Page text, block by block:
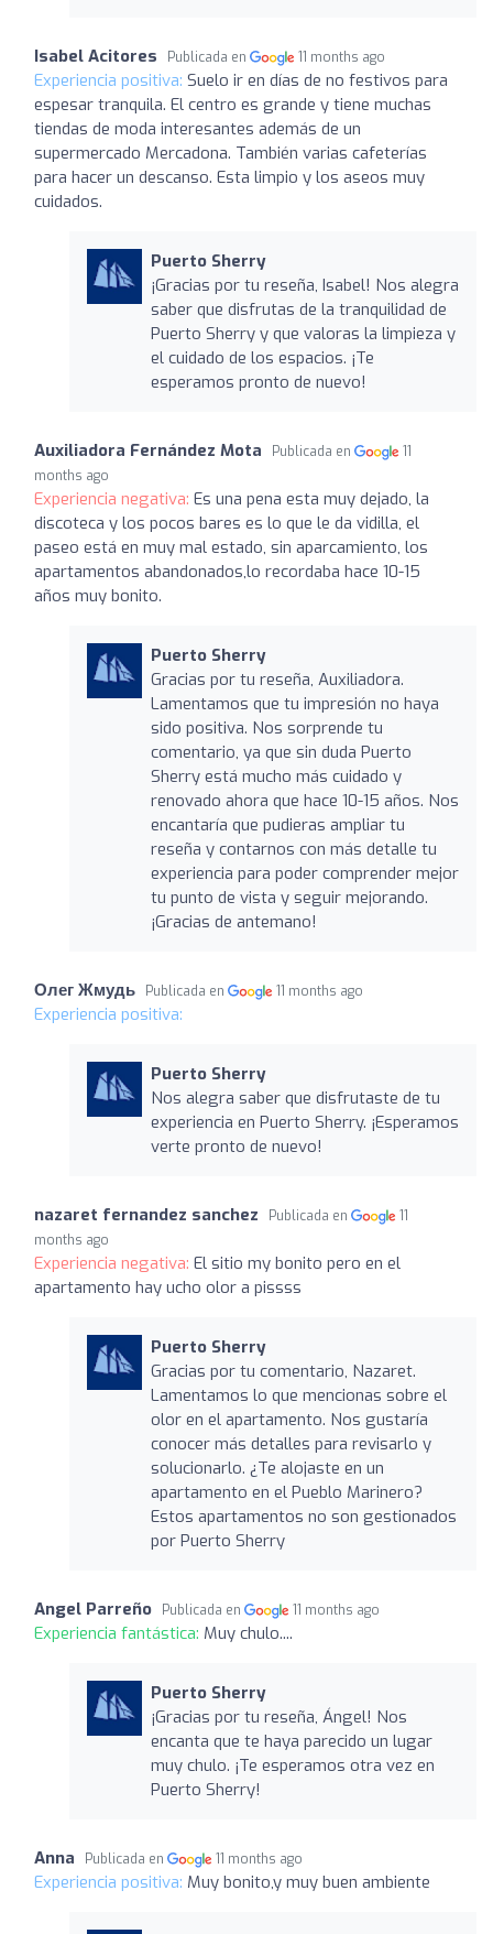
Isabel Acitores Publicada en 11 months ago
Experiencia positiva: Suelo ir en días de no festivos para
espesar tranquila. El centro es grande y tiene muchas
tiendas de moda interesantes además de un
supermercado Mercadona. También varias cafeterías
para hacer un descanso. Esta limpio y los aseos muy
cuidados.
Puerto Sherry
¡Gracias por tu reseña, Isabel! Nos alegra
saber que disfrutas de la tranquilidad de
Puerto Sherry y que valoras la limpieza y
el cuidado de los espacios. ¡Te
esperamos pronto de nuevo!
Auxiliadora Fernández Mota Publicada en
11
months ago
Experiencia negativa: Es una pena esta muy dejado, la
discoteca y los pocos bares es lo que le da vidilla, el
paseo está en muy mal estado, sin aparcamiento, los
apartamentos abandonados,lo recordaba hace 10-15
años muy bonito.
Puerto Sherry
Gracias por tu reseña, Auxiliadora.
Lamentamos que tu impresión no haya
sido positiva. Nos sorprende tu
comentario, ya que sin duda Puerto
Sherry está mucho más cuidado y
renovado ahora que hace 10-15 años. Nos
encantaría que pudieras ampliar tu
reseña y contarnos con más detalle tu
experiencia para poder comprender mejor
tu punto de vista y seguir mejorando.
¡Gracias de antemano!
Олег Жмудь Publicada en 11 months ago
Experiencia positiva:
Puerto Sherry
Nos alegra saber que disfrutaste de tu
experiencia en Puerto Sherry. ¡Esperamos
verte pronto de nuevo!
nazaret fernandez sanchez Publicada en
11
months ago
Experiencia negativa: El sitio my bonito pero en el
apartamento hay ucho olor a pissss
Puerto Sherry
Gracias por tu comentario, Nazaret.
Lamentamos lo que mencionas sobre el
olor en el apartamento. Nos gustaría
conocer más detalles para revisarlo y
solucionarlo. ¿Te alojaste en un
apartamento en el Pueblo Marinero?
Estos apartamentos no son gestionados
por Puerto Sherry
Angel Parreño Publicada en 11 months ago
Experiencia fantástica: Muy chulo....
Puerto Sherry
¡Gracias por tu reseña, Ángel! Nos
encanta que te haya parecido un lugar
muy chulo. ¡Te esperamos otra vez en
Puerto Sherry!
Anna Publicada en 11 months ago
Experiencia positiva: Muy bonito,y muy buen ambiente